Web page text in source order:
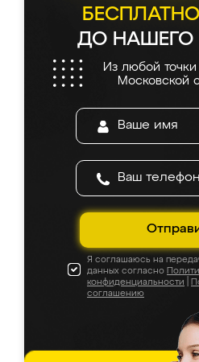
ДО
Из любой
Московской
Я соглашаюсь на
данных согласно
конфиденциальности
соглашению